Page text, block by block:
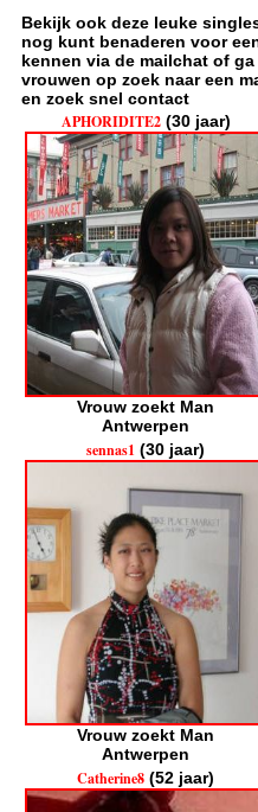
Bekijk ook deze leuke
nog kunt benaderen voor
kennen via de mailchat of
vrouwen op zoek naar een
en zoek snel contact
APHORIDITE2(30 jaar)
Vrouw zoekt Man
Antwerpen
sennas1 (30 jaar)
Vrouw zoekt Man
Antwerpen
Catherine8 (52 jaar)